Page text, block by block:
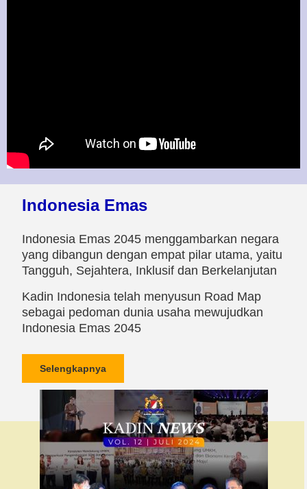
Indonesia Emas
Indonesia Emas 2045 menggambarkan negara
yang dibangun dengan empat pilar utama, yaitu
Tangguh, Sejahtera, Inklusif dan Berkelanjutan
Kadin Indonesia telah menyusun Road Map
sebagai pedoman dunia usaha mewujudkan
Indonesia Emas 2045
Selengkapnya